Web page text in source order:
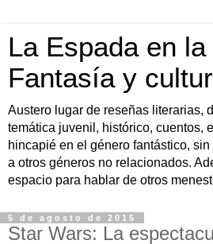
La Espada en la
Fantasía y
Austero lugar de reseñas literarias,
temática juvenil, histórico, cuentos,
hincapié en el género fantástico,
a otros géneros no relacionados.
espacio para hablar de otros
5 de agosto de 2015
Star Wars: La